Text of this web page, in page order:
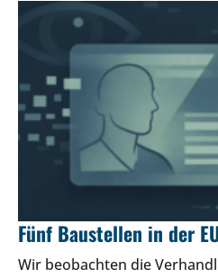
Fünf Baustellen in der
Wir beobachten die